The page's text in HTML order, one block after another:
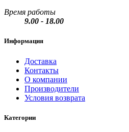
Время работы
9.00 - 18.00
Информация
Доставка
Контакты
О компании
Производители
Условия возврата
Категории